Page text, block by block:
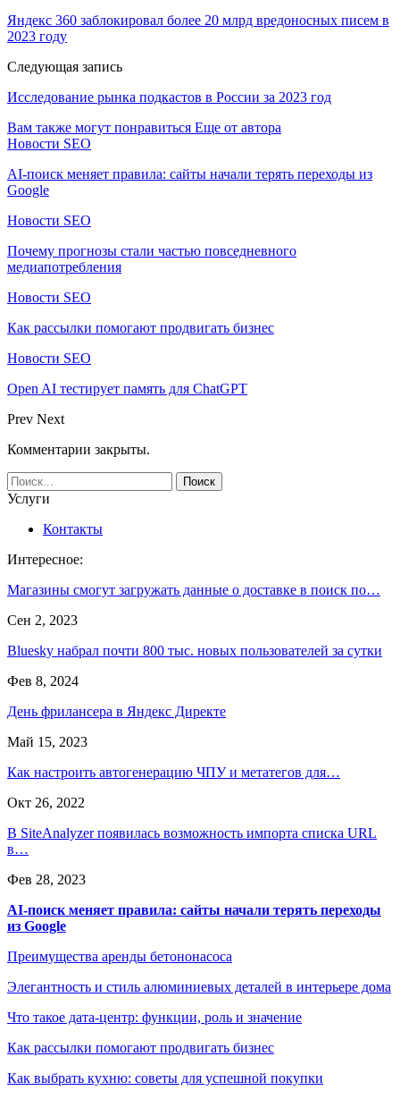
Яндекс 360 заблокировал более 20 млрд вредоносных писем в
2023 году
Следующая запись
Исследование рынка подкастов в России за 2023 год
Вам также могут понравиться Еще от автора
Новости SEO
AI-поиск меняет правила: сайты начали терять переходы из
Google
Новости SEO
Почему прогнозы стали частью повседневного
медиапотребления
Новости SEO
Как рассылки помогают продвигать бизнес
Новости SEO
Open AI тестирует память для ChatGPT
Prev Next
Комментарии закрыты.
Услуги
Контакты
Интересное:
Магазины смогут загружать данные о доставке в поиск по…
Сен 2, 2023
Bluesky набрал почти 800 тыс. новых пользователей за сутки
Фев 8, 2024
День фрилансера в Яндекс Директе
Май 15, 2023
Как настроить автогенерацию ЧПУ и метатегов для…
Окт 26, 2022
В SiteAnalyzer появилась возможность импорта списка URL
в…
Фев 28, 2023
AI-поиск меняет правила: сайты начали терять переходы
из Google
Преимущества аренды бетононасоса
Элегантность и стиль алюминиевых деталей в интерьере дома
Что такое дата-центр: функции, роль и значение
Как рассылки помогают продвигать бизнес
Как выбрать кухню: советы для успешной покупки